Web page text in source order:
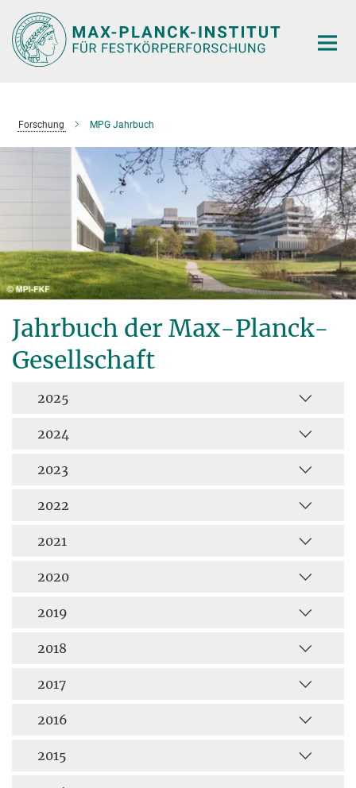
Hauptinhalt
Forschung MPG Jahrbuch
Jahrbuch der Max-Planck-
Gesellschaft
2025
2024
2023
2022
2021
2020
2019
2018
2017
2016
2015